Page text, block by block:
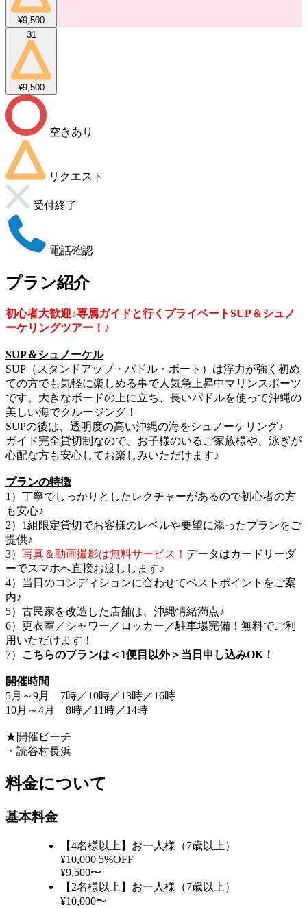
¥9,500
31
¥9,500
空きあり
リクエスト
受付終了
電話確認
プラン紹介
初心者大歓迎♪専属ガイドと行くプライベートSUP＆シュノ
ーケリングツアー！♪
SUP＆シュノーケル
SUP（スタンドアップ・パドル・ボート）は浮力が強く初め
ての方でも気軽に楽しめる事で人気急上昇中マリンスポーツ
です。大きなボードの上に立ち、長いパドルを使って沖縄の
美しい海でクルージング！
SUPの後は、透明度の高い沖縄の海をシュノーケリング♪
ガイド完全貸切制なので、お子様のいるご家族様や、泳ぎが
心配な方も安心してお楽しみいただけます♪
プランの特徴
1）丁寧でしっかりとしたレクチャーがあるので初心者の方
も安心♪
2）1組限定貸切でお客様のレベルや要望に添ったプランをご
提供♪
3） 写真＆動画撮影は無料サービス！ データはカードリーダ
ーでスマホへ直接お渡しします♪
4）当日のコンディションに合わせてベストポイントをご案
内♪
5）古民家を改造した店舗は、沖縄情緒満点♪
6）更衣室／シャワー／ロッカー／駐車場完備！無料でご利
用いただけます！
7） こちらのプランは＜1便目以外＞当日申し込みOK！
開催時間
5月～9月 7時／10時／13時／16時
10月～4月 8時／11時／14時
★開催ビーチ
・読谷村長浜
料金について
基本料金
【4名様以上】お一人様（7歳以上）
¥10,000 5%OFF
¥9,500〜
【2名様以上】お一人様（7歳以上）
¥10,000〜